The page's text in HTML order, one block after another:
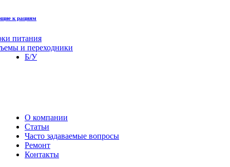
к рациям
питания
и переходники
Б/У
О компании
Статьи
Часто задаваемые вопросы
Ремонт
Контакты